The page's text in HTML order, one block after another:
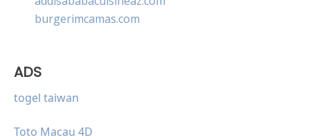
burgerimcamas.com
ADS
togel taiwan
Toto Macau 4D